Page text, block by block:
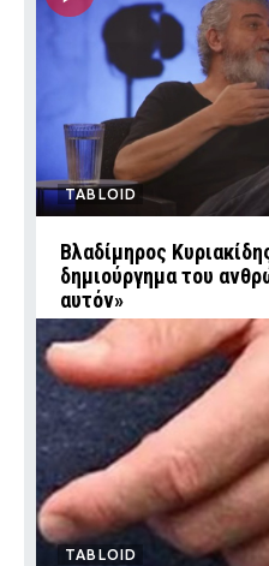
TABLOID
Βλαδίμηρος
δημιούργημα του
αυτόν»
TABLOID